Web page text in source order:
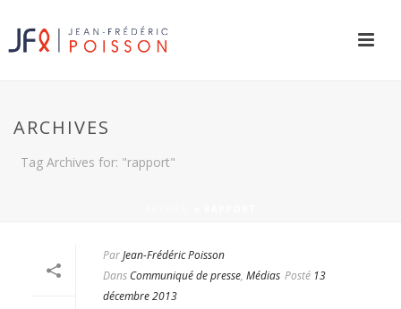
ARCHIVES
Tag Archives for: "rapport"
ParJean-Frédéric Poisson
Dans Communiqué de presse, Médias Posté 13
décembre 2013